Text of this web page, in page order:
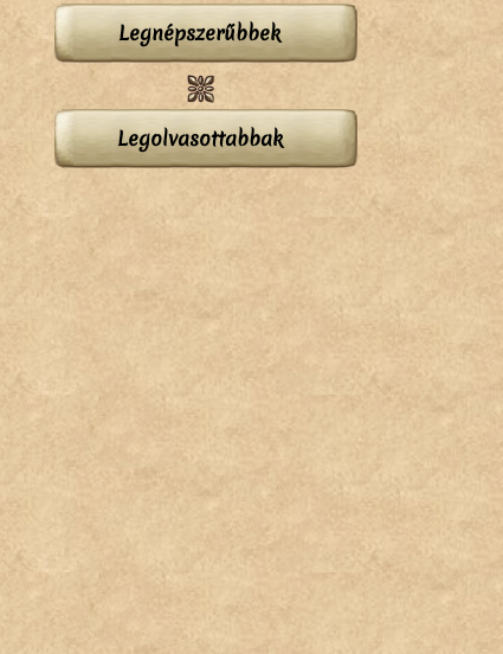
Legnépszerűbbek
Legolvasottabbak